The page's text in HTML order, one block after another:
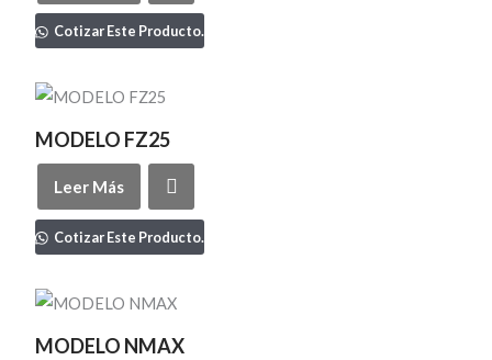
Cotizar Este Producto.
MODELO FZ25
Leer Más
Cotizar Este Producto.
MODELO NMAX